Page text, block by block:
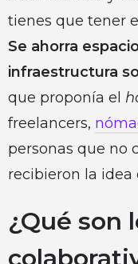
tienes que tener
Se ahorra
infraestructura
que proponía el
freelancers,
personas que no
recibieron la idea
¿Qué son